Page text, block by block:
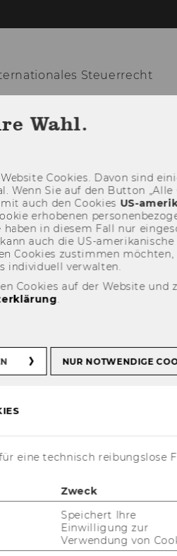
Steuerrecht
LEHRE
und
Wahl.
Coo­kies. Davon sind
Wenn Sie auf den But­ton
auch den Coo­kies US-​
er­ho­be­nen
haben in die­sem Fall nur
auch die US-​
Coo­kies zu­stim­men
in­di­vi­du­ell ver­wal­ten.
Cookies auf der Website
NUR NOTWENDIGE
eine technisch reibungslose
Zweck
Speichert Ihre
Einwilligung zur
Verwendung von